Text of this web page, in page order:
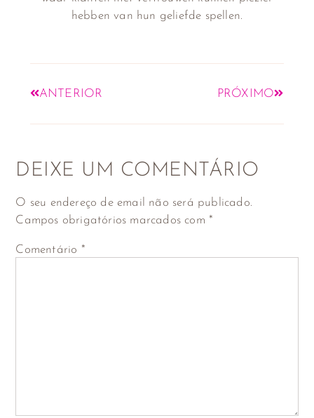
hebben van hun geliefde spellen.
ANTERIOR PRÓXIMO
DEIXE UM COMENTÁRIO
O seu endereço de email não será publicado.
Campos obrigatórios marcados com *
Comentário *